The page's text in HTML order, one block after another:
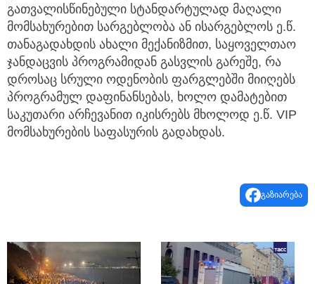
გათვალისწინებული სტანდარტულად მაღალი
მომსახურებით სარგებლობა ან ისარგებლოს ე.წ.
თანაგადახდის ახალი მექანიზმით, საყოველთაო
ჯანდაცვის პროგრამიდან გასვლის გარეშე, რა
დროსაც სრული ოდენობის ფარგლებში მიიღებს
პროგრამულ დაფინანსებას, ხოლო დამატებით
საკუთარი არჩევანით იკისრებს მხოლოდ ე.წ. VIP
მომსახურების საფასურის გადახდას.
გაზიარება